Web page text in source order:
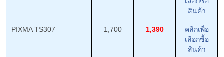
สินค้า
PIXMA TS307 1,700 1,390
คลิกเพื่อ
เลือกซื้อ
สินค้า